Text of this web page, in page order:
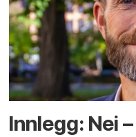
Innlegg: Nei